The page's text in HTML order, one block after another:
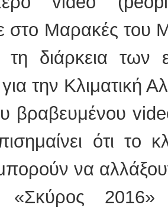
στο Μαρακές του
διάρκεια των
την Κλιματική
βραβευμένου
ότι το
να
2016»